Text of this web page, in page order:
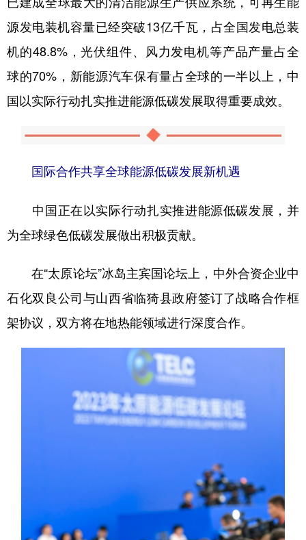
源发电装机容量已经突破13亿千瓦，占全国发电总装
机的48.8%，光伏组件、风力发电机等产品产量占全
球的70%，新能源汽车保有量占全球的一半以上，中
国以实际行动扎实推进能源低碳发展取得重要成效。
国际合作共享全球能源低碳发展新机遇
中国正在以实际行动扎实推进能源低碳发展，并
为全球绿色低碳发展做出积极贡献。
在“太原论坛”冰岛主宾国论坛上，中外合资企业中
石化双良公司与山西省临猗县政府签订了战略合作框
架协议，双方将在地热能领域进行深度合作。